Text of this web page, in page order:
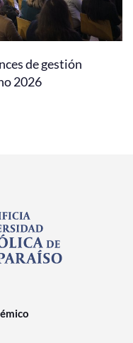
de gestión
2026